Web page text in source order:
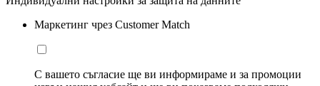
Маркетинг чрез Customer Match
С вашето съгласие ще ви информираме и за промоции